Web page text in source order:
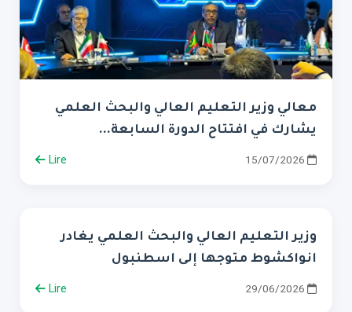
معالي وزير التعليم العالي والبحث العلمي
يشارك في افتتاح الدورة السابعة...
15/07/2026
Lire
وزير التعليم العالي والبحث العلمي يغادر
انواكشوط متوجها إلى اسطنبول
29/06/2026
Lire